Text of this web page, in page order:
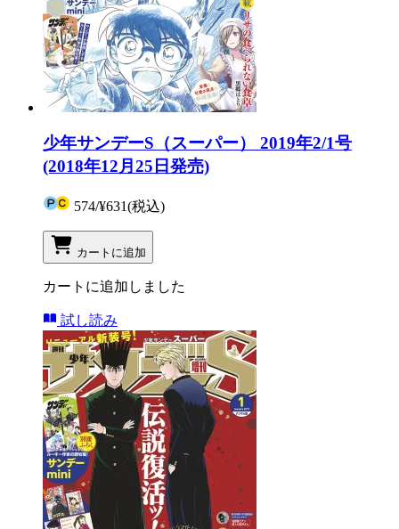
少年サンデーS（スーパー） 2019年2/1号
(2018年12月25日発売)
574/¥631(税込)
カートに追加
カートに追加しました
試し読み